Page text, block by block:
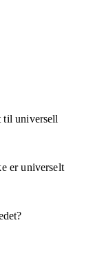
til universell
er universelt